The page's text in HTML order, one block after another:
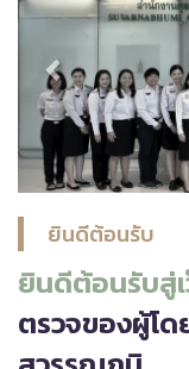
ยินดีต้อนรับ
ยินดีต้อนรับสู่
ตรวจของผู้โ